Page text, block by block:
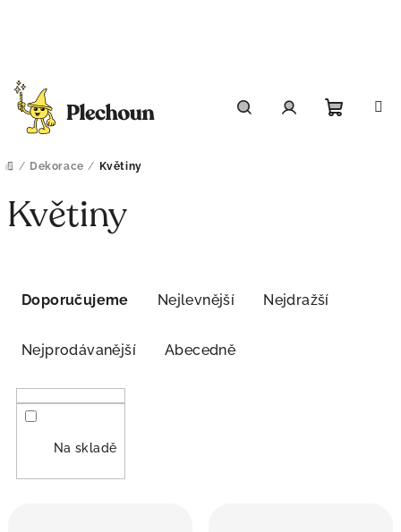
Domů
/ Dekorace / Květiny
Květiny
Ř
a
z
e
Doporučujeme Nejlevnější Nejdražší
Nejprodávanější Abecedně
Na skladě
V
ý
p
p